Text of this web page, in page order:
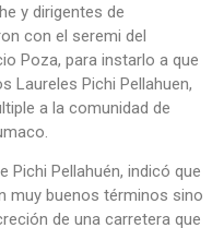
y dirigentes de
con el seremi del
Poza, para instarlo a que
Laureles Pichi Pellahuen,
a la comunidad de
Pichi Pellahuén, indicó que
muy buenos términos sino
de una carretera que